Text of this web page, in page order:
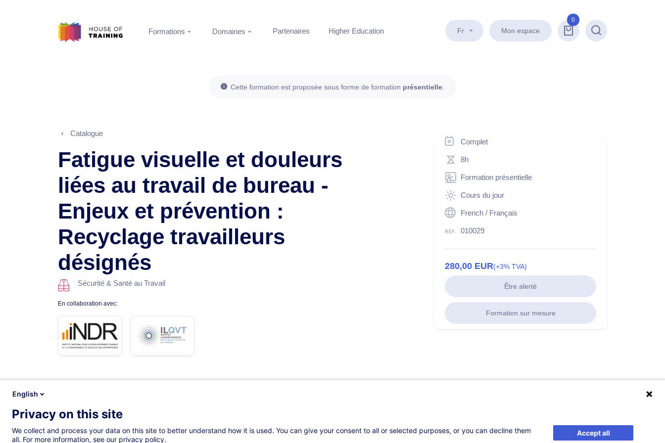
Fr Mon espace
0
Recherche
Formations Domaines Partenaires Higher Education
Cette formation est proposée sous forme de formation présentielle
Catalogue
Fatigue visuelle et douleurs
liées au travail de bureau -
Enjeux et prévention :
Recyclage travailleurs
désignés
Sécurité & Santé au Travail
En collaboration avec:
Complet
8h
Formation présentielle
Cours du jour
French / Français
010029
280,00 EUR(+3% TVA)
Être alerté
Formation sur mesure
English
Privacy on this site
We collect and process your data on this site to better understand how it is used. You can give your consent to all or selected purposes, or you can decline them
all. For more information, see our privacy policy.
Accept all